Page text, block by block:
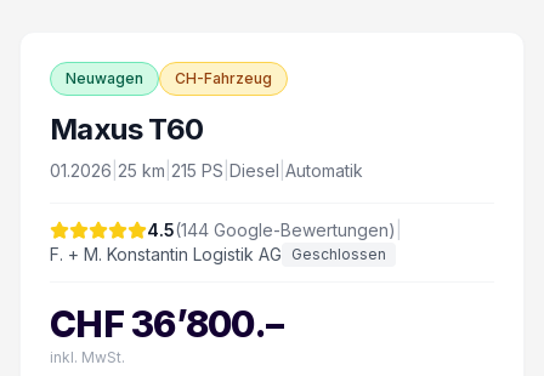
Neuwagen CH-Fahrzeug
Maxus T60
01.2026 25 km 215 PS Diesel Automatik
4.5(144 Google-Bewertungen)
F. + M. Konstantin Logistik AG
Geschlossen
CHF36’800.–
inkl. MwSt.